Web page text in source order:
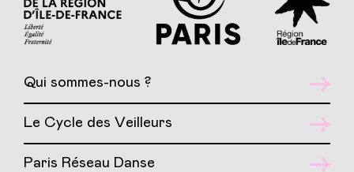
Qui sommes-nous ?
Le Cycle des Veilleurs
Paris Réseau Danse